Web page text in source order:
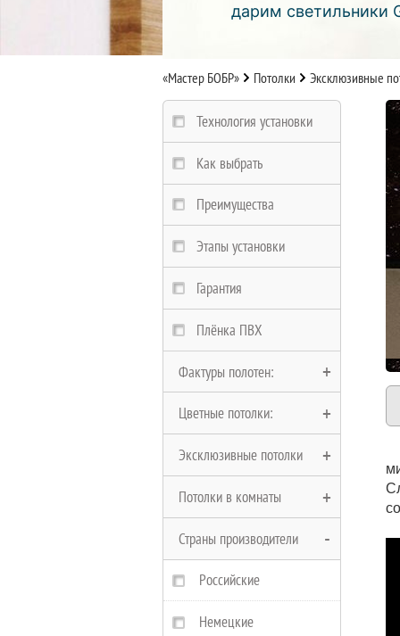
дарим светильники
«Мастер БОБР» Потолки Эксклюзивные
Технология установки
Как выбрать
Преимущества
Этапы установки
Гарантия
Плёнка ПВХ
Фактуры полотен:
Глянцевые полотна
Матовые полотна
Сатиновые полотна
Замшевые полотна
Фактурные полотна
Тканевые
Цветные потолки:
Черные потолки
Белые потолки
Красные потолки
Бежевые потолки
Коричневые потолки
Эксклюзивные потолки
Многоуровневые
Двухуровневые
Криволинейные
Парящие
Потолки в комнаты
В Ванную
На кухню
В спальню
Страны производители
Российские
Немецкие